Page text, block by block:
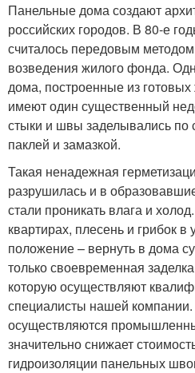
Панельные дома создают
российских городов. В 80-е
считалось передовым
возведения жилого фонда.
дома, построенные из
имеют один существенный
стыки и швы заделывались по
паклей и замазкой.
Такая ненадежная
разрушилась и в
стали проникать влага и
квартирах, плесень и грибок
положение – вернуть в дома
только своевременная
которую осуществляют
специалисты нашей
осуществляются
значительно снижает
гидроизоляции панельных